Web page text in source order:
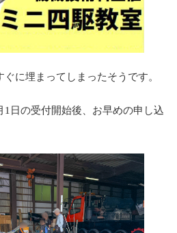
に埋まってしまったそうです。
日の受付開始後、お早めの申し込